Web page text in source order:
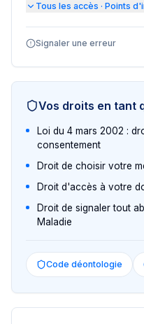
Tous les accès · Points
Signaler une erreur
Vos droits en tant
Loi du 4 mars 2002 :
consentement
Droit de choisir votre
Droit d'accès à votre
Droit de signaler tout
Maladie
Code déontologie